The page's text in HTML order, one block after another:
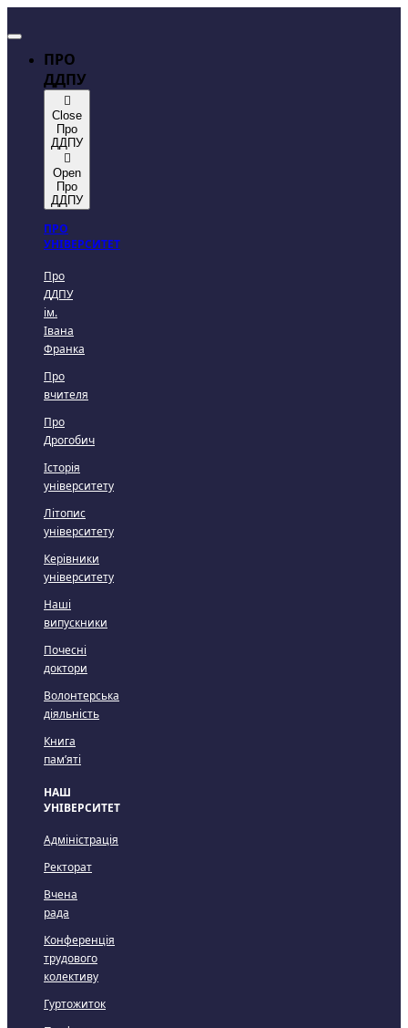
ПРО
ДДПУ
Close
Про
ДДПУ
Open
Про
ДДПУ
ПРО
УНІВЕРСИТЕТ
Про
ДДПУ
ім.
Івана
Франка
Про
вчителя
Про
Дрогобич
Історія
університету
Літопис
університету
Керівники
університету
Наші
випускники
Почесні
доктори
Волонтерська
діяльність
Книга
пам’яті
НАШ
УНІВЕРСИТЕТ
Адміністрація
Ректорат
Вчена
рада
Конференція
трудового
колективу
Гуртожиток